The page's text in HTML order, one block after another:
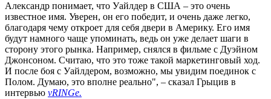
Александр понимает, что Уайлдер в США – это очень
известное имя. Уверен, он его победит, и очень даже легко,
благодаря чему откроет для себя двери в Америку. Его имя
будут намного чаще упоминать, ведь он уже делает шаги в
сторону этого рынка. Например, снялся в фильме с Дуэйном
Джонсоном. Считаю, что это тоже такой маркетинговый ход.
И после боя с Уайлдером, возможно, мы увидим поединок с
Полом. Думаю, это вполне реально", – сказал Грыцив в
интервью vRINGe.